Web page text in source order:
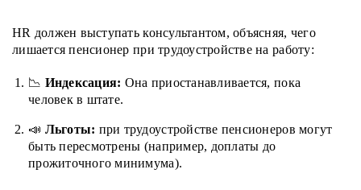
HR должен выступать консультантом, объясняя, чего
лишается пенсионер при трудоустройстве на работу:
📉 Индексация: Она приостанавливается, пока
человек в штате.
📣 Льготы: при трудоустройстве пенсионеров могут
быть пересмотрены (например, доплаты до
прожиточного минимума).